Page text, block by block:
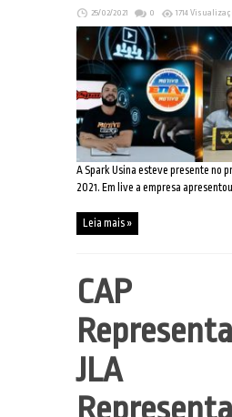
25/02/2021 0 1714
A Spark Usina esteve presente no
2021. Em live a empresa
Leia mais »
CAP
JLA